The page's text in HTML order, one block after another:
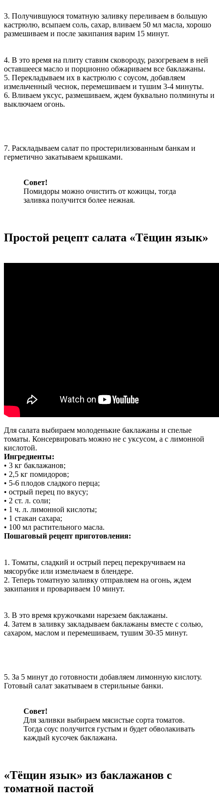
3. Получившуюся томатную заливку переливаем в большую
кастрюлю, всыпаем соль, сахар, вливаем 50 мл масла, хорошо
размешиваем и после закипания варим 15 минут.
4. В это время на плиту ставим сковороду, разогреваем в ней
оставшееся масло и порционно обжариваем все баклажаны.
5. Перекладываем их в кастрюлю с соусом, добавляем
измельченный чеснок, перемешиваем и тушим 3-4 минуты.
6. Вливаем уксус, размешиваем, ждем буквально полминуты и
выключаем огонь.
7. Раскладываем салат по простерилизованным банкам и
герметично закатываем крышками.
Совет!
Помидоры можно очистить от кожицы, тогда
заливка получится более нежная.
Простой рецепт салата «Тёщин язык»
Для салата выбираем молоденькие баклажаны и спелые
томаты. Консервировать можно не с уксусом, а с лимонной
кислотой.
Ингредиенты:
• 3 кг баклажанов;
• 2,5 кг помидоров;
• 5-6 плодов сладкого перца;
• острый перец по вкусу;
• 2 ст. л. соли;
• 1 ч. л. лимонной кислоты;
• 1 стакан сахара;
• 100 мл растительного масла.
Пошаговый рецепт приготовления:
1. Томаты, сладкий и острый перец перекручиваем на
мясорубке или измельчаем в блендере.
2. Теперь томатную заливку отправляем на огонь, ждем
закипания и провариваем 10 минут.
3. В это время кружочками нарезаем баклажаны.
4. Затем в заливку закладываем баклажаны вместе с солью,
сахаром, маслом и перемешиваем, тушим 30-35 минут.
5. За 5 минут до готовности добавляем лимонную кислоту.
Готовый салат закатываем в стерильные банки.
Совет!
Для заливки выбираем мясистые сорта томатов.
Тогда соус получится густым и будет обволакивать
каждый кусочек баклажана.
«Тёщин язык» из баклажанов с
томатной пастой